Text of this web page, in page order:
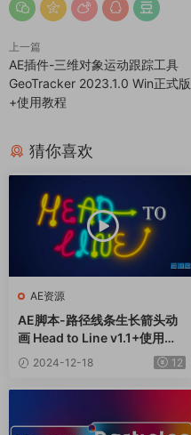
上一篇
AE插件-三维对象运动跟踪工具
GeoTracker 2023.1.0 Win正式版
+使用教程
猜你喜欢
AE资源
AE脚本-路径线条生长箭头动
画 Head to Line v1.1+使用教
程 2024-12-18 12